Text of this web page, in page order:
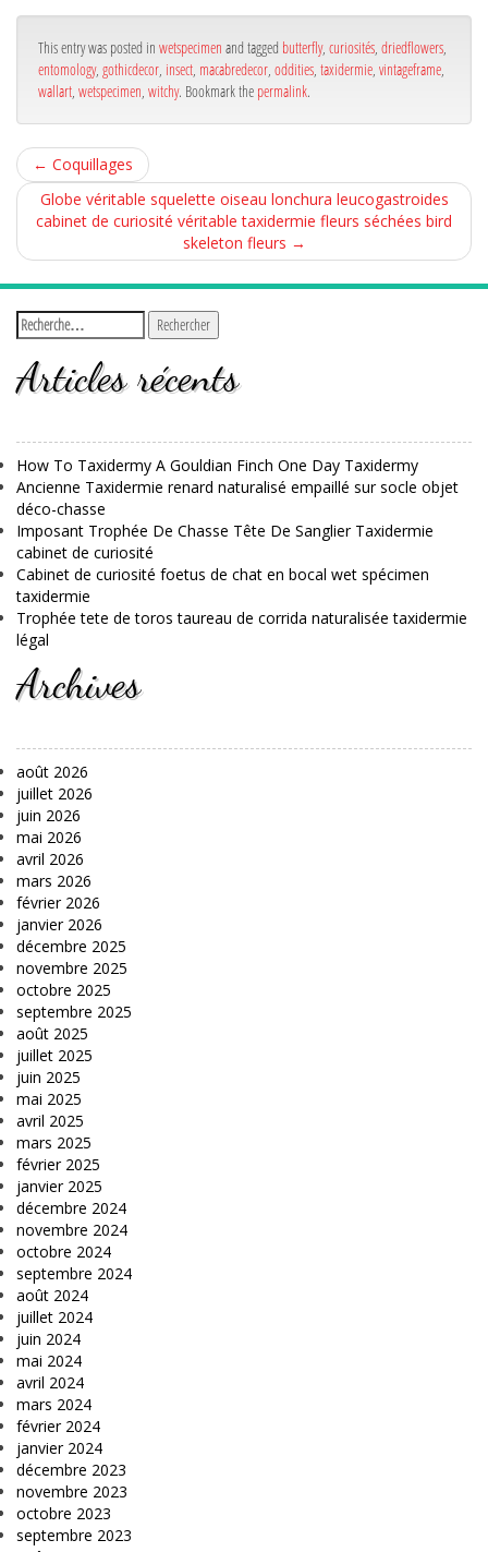
ok r
This entry was posted in wetspecimen and tagged butterfly, curiosités driedflowers
entomology, gothicdecor insect macabredecor oddities taxidermie vintageframe
wallart wetspecimen witchy. Bookmark the permalink.
← Coquillages
Globe véritable squelette oiseau lonchura leucogastroides
cabinet de curiosité véritable taxidermie fleurs séchées bird
skeleton fleurs →
Articles récents
How To Taxidermy A Gouldian Finch One Day Taxidermy
Ancienne Taxidermie renard naturalisé empaillé sur socle objet
déco-chasse
Imposant Trophée De Chasse Tête De Sanglier Taxidermie
cabinet de curiosité
Cabinet de curiosité foetus de chat en bocal wet spécimen
taxidermie
Trophée tete de toros taureau de corrida naturalisée taxidermie
légal
Archives
août 2026
juillet 2026
juin 2026
mai 2026
avril 2026
mars 2026
février 2026
janvier 2026
décembre 2025
novembre 2025
octobre 2025
septembre 2025
août 2025
juillet 2025
juin 2025
mai 2025
avril 2025
mars 2025
février 2025
janvier 2025
décembre 2024
novembre 2024
octobre 2024
septembre 2024
août 2024
juillet 2024
juin 2024
mai 2024
avril 2024
mars 2024
février 2024
janvier 2024
décembre 2023
novembre 2023
octobre 2023
septembre 2023